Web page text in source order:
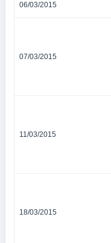
06/03/2015
07/03/2015
11/03/2015
18/03/2015